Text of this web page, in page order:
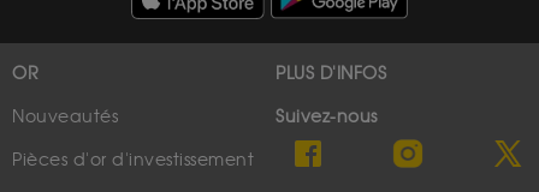
OR
Nouveautés
Pièces d'or d'investissement
PLUS D'INFOS
Suivez-nous